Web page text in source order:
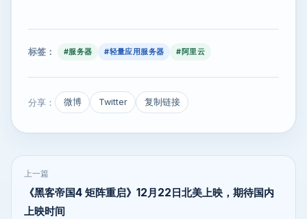
标签： #服务器 #轻量应用服务器 #阿里云
分享： 微博 Twitter 复制链接
上一篇
《黑客帝国4 矩阵重启》12月22日北美上映，期待国内
上映时间